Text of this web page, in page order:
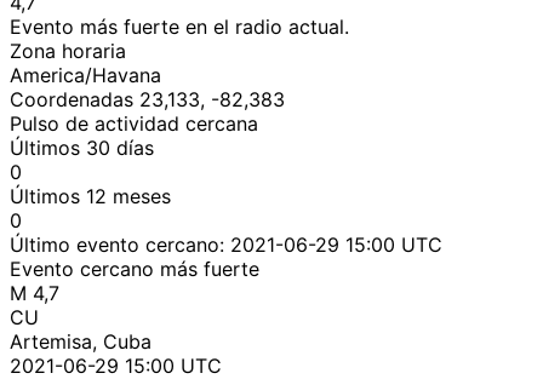
Evento más fuerte en el radio actual.
Zona horaria
America/Havana
Coordenadas 23,133, -82,383
Pulso de actividad cercana
Últimos 30 días
0
Últimos 12 meses
0
Último evento cercano: 2021-06-29 15:00 UTC
Evento cercano más fuerte
M 4,7
CU
Artemisa, Cuba
2021-06-29 15:00 UTC